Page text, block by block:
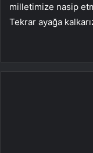
milletimize nasip
Tekrar ayağa